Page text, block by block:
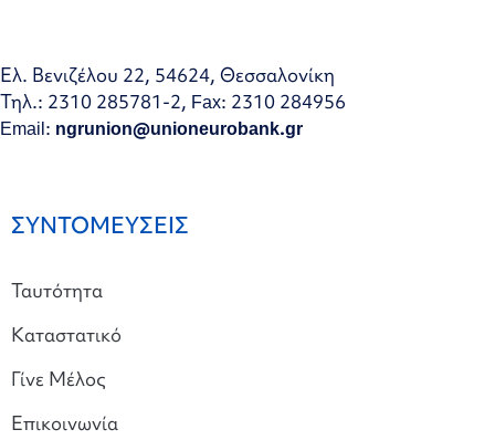
Ελ. Βενιζέλου 22, 54624, Θεσσαλονίκη
Τηλ.: 2310 285781-2, Fax: 2310 284956
Email: ngrunion@unioneurobank.gr
ΣΥΝΤΟΜΕΥΣΕΙΣ
Ταυτότητα
Καταστατικό
Γίνε Μέλος
Επικοινωνία